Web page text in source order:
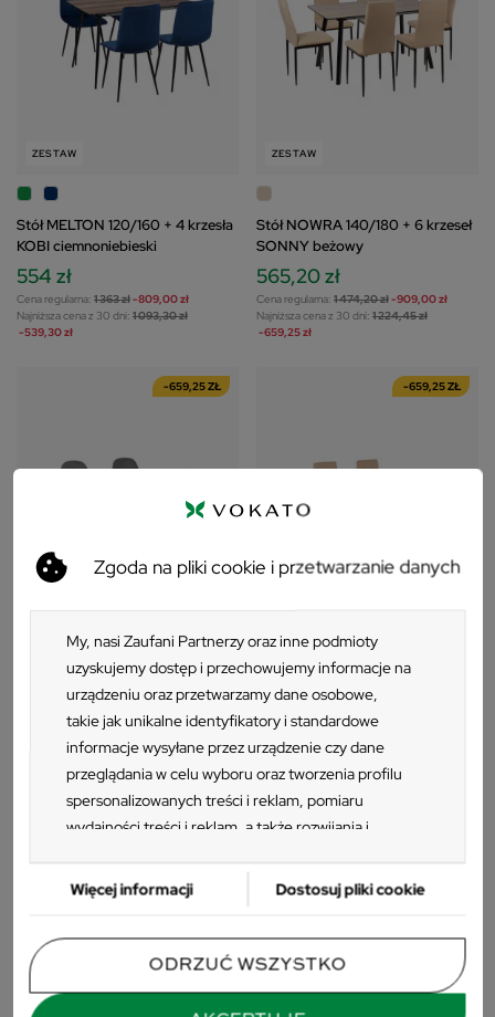
Zgoda na pliki cookie i przetwarzanie danych
My, nasi Zaufani Partnerzy oraz inne podmioty
uzyskujemy dostęp i przechowujemy informacje na
urządzeniu oraz przetwarzamy dane osobowe,
takie jak unikalne identyfikatory i standardowe
informacje wysyłane przez urządzenie czy dane
przeglądania w celu wyboru oraz tworzenia profilu
spersonalizowanych treści i reklam, pomiaru
wydajności treści i reklam, a także rozwijania i
Zaufani Partnerzy możemy korzystać z
precyzyjnych danych geolokalizacyjnych oraz
Ponieważ cenimy Twoją prywatność, prosimy o
kliknięcie „Akceptuję”. Zgoda jest dobrowolna i
Więcej informacji Dostosuj pliki cookie
ODRZUĆ WSZYSTKO
ZESTAW
Stół MELTON 120/160 + 4 krzesła
KOBI ciemnoniebieski
554 zł
Cena regularna: 1 363 zł-809,00 zł
Najniższa cena z 30 dni: 1 093,30 zł
-539,30 zł
ZESTAW
Stół NOWRA 140/180 + 6 krzeseł
SONNY beżowy
565,20 zł
Cena regularna: 1 474,20 zł-909,00 zł
Najniższa cena z 30 dni: 1 224,45 zł
-659,25 zł
-659,25 ZŁ
ZESTAW
+1
Stół NOWRA 140/180 + 4 krzesła
OLAF ciemnoszary
470 zł
Cena regularna:1 379 zł-909,00 zł
Najniższa cena z 30 dni:1 129,25 zł
-659,25 ZŁ
ZESTAW
Stół NOWRA 140/180 + 4 krzesła
SONNY beżowy
406,80 zł
Cena regularna:1 315,80 zł-909,00 zł
Najniższa cena z 30 dni: